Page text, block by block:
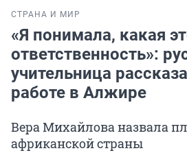
СТРАНА И МИР
«Я понимала, какая
ответственность»:
учительница
работе в Алжире
Вера Михайлова назвала
африканской страны